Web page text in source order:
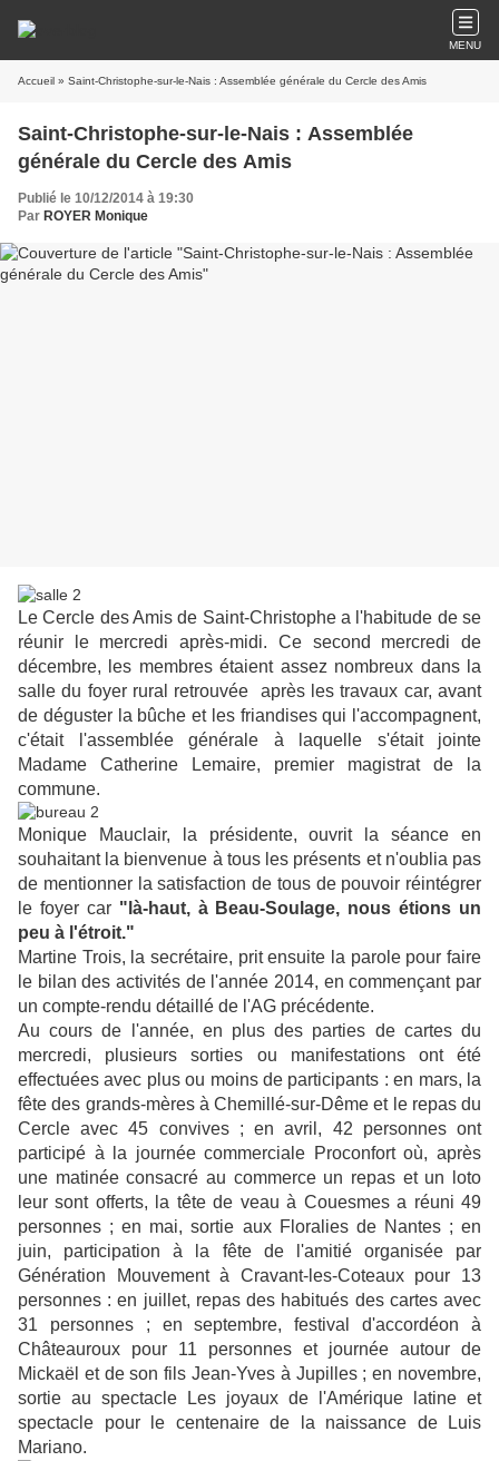
MENU
Accueil » Saint-Christophe-sur-le-Nais : Assemblée générale du Cercle des Amis
Saint-Christophe-sur-le-Nais : Assemblée
générale du Cercle des Amis
Publié le 10/12/2014 à 19:30
Par ROYER Monique
Le Cercle des Amis de Saint-Christophe a l'habitude de se
réunir le mercredi après-midi. Ce second mercredi de
décembre, les membres étaient assez nombreux dans la
salledu foyer rural retrouvée après les travaux car, avant
de déguster la bûche et les friandises qui l'accompagnent,
c'était l'assemblée générale à laquelle s'était jointe
Madame Catherine Lemaire, premier magistrat de la
commune.
Monique Mauclair, la présidente, ouvrit la séance en
souhaitant la bienvenue à tous les présents et n'oublia pas
de mentionner la satisfaction de tous de pouvoir réintégrer
le foyer car "là-haut, à Beau-Soulage, nous étions un
peu à l'étroit."
Martine Trois, la secrétaire, prit ensuite la parole pour faire
le bilan des activités de l'année 2014, en commençant par
un compte-rendu détaillé de l'AG précédente.
Au cours de l'année, en plus des parties de cartes du
mercredi, plusieurs sorties ou manifestations ont été
effectuées avec plus ou moins de participants : en mars, la
fête des grands-mères à Chemillé-sur-Dême et le repas du
Cercle avec 45 convives ; en avril, 42 personnes ont
participé à la journée commerciale Proconfort où, après
une matinée consacré au commerce un repas et un loto
leur sont offerts, la tête de veau à Couesmes a réuni 49
personnes ; en mai, sortie aux Floralies de Nantes ; en
juin, participation à la fête de l'amitié organisée par
Génération Mouvement à Cravant-les-Coteaux pour 13
personnes : en juillet, repas des habitués des cartes avec
31 personnes ; en septembre, festival d'accordéon à
Châteauroux pour 11 personnes et journée autour de
Mickaël et de son fils Jean-Yves à Jupilles ; en novembre,
sortie au spectacle Les joyaux de l'Amérique latine et
spectacle pour le centenaire de la naissance de Luis
Mariano.